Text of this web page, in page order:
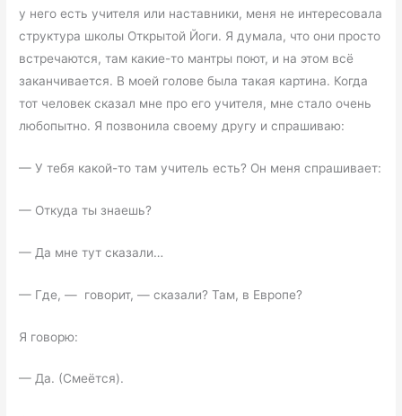
у него есть учителя или наставники, меня не интересовала
структура школы Открытой Йоги. Я думала, что они просто
встречаются, там какие-то мантры поют, и на этом всё
заканчивается. В моей голове была такая картина. Когда
тот человек сказал мне про его учителя, мне стало очень
любопытно. Я позвонила своему другу и спрашиваю:
— У тебя какой-то там учитель есть? Он меня спрашивает:
— Откуда ты знаешь?
— Да мне тут сказали…
— Где, — говорит, — сказали? Там, в Европе?
Я говорю:
— Да. (Смеётся).